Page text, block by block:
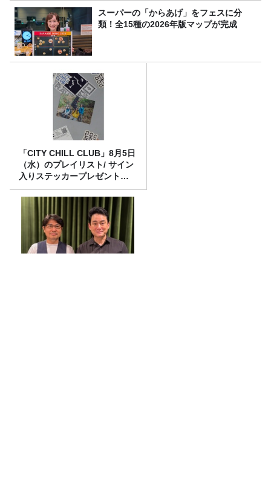
スーパーの「からあげ」をフェスに分
類！全15種の2026年版マップが完成
「CITY CHILL CLUB」8月5日
（水）のプレイリスト/ サイン
入りステッカープレゼント有
り